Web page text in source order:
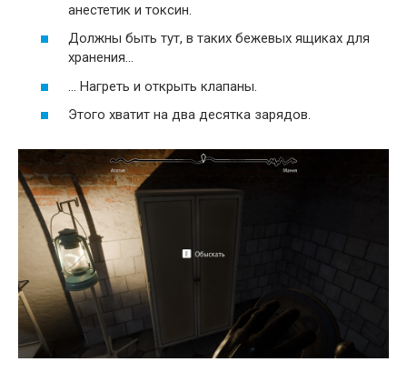
анестетик и токсин.
Должны быть тут, в таких бежевых ящиках для
хранения…
… Нагреть и открыть клапаны.
Этого хватит на два десятка зарядов.